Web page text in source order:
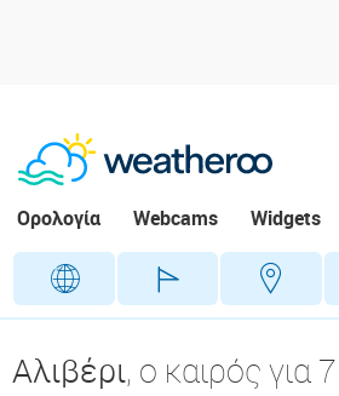
Ορολογία Webcams Widgets
Αλιβέρι, ο καιρός για